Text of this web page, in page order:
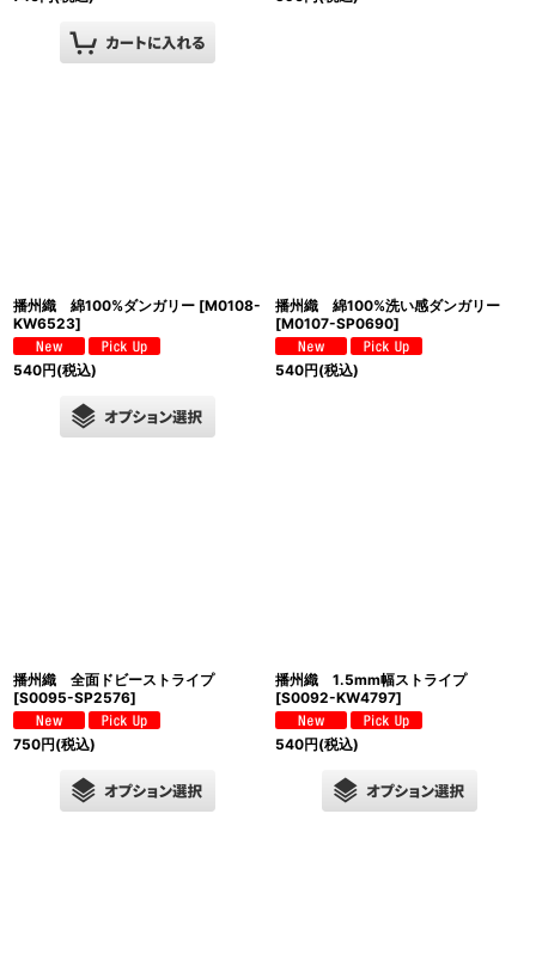
播州織 綿100%ダンガリー [M0108-
KW6523]
540円(税込)
播州織 綿100%洗い感ダンガリー
[M0107-SP0690]
540円(税込)
播州織 全面ドビーストライプ
[S0095-SP2576]
750円(税込)
播州織 1.5mm幅ストライプ
[S0092-KW4797]
540円(税込)